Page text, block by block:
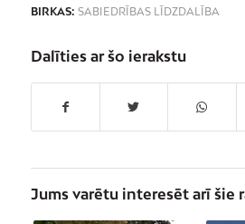
BIRKAS: SABIEDRĪBAS LĪDZDALĪBA
Dalīties ar šo ierakstu
Jums varētu interesēt arī šie